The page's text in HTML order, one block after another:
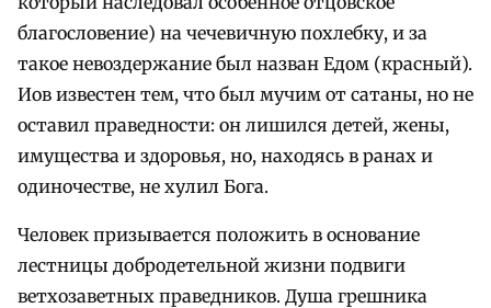
благословение) на чечевичную похлебку, и за
такое невоздержание был назван Едом (красный).
Иов известен тем, что был мучим от сатаны, но не
оставил праведности: он лишился детей, жены,
имущества и здоровья, но, находясь в ранах и
одиночестве, не хулил Бога.
Человек призывается положить в основание
лестницы добродетельной жизни подвиги
ветхозаветных праведников. Душа грешника